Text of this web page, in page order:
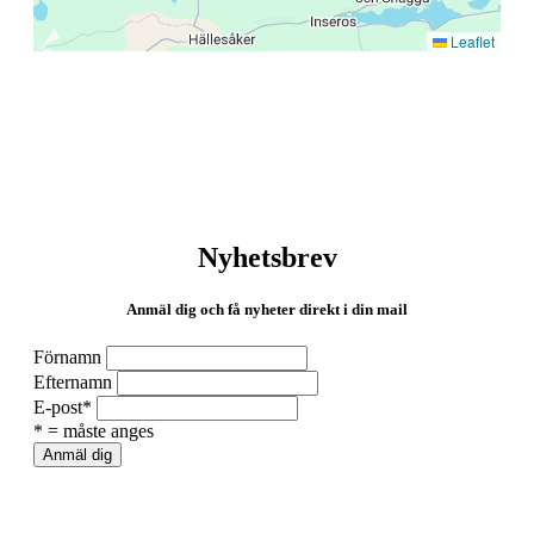
Leaflet
Nyhetsbrev
Anmäl dig och få nyheter direkt i din mail
Förnamn
Efternamn
E-post*
* = måste anges